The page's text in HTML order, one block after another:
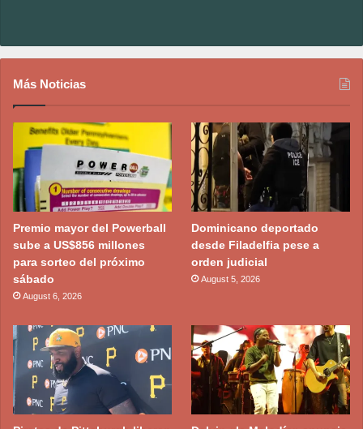
Más Noticias
Premio mayor del Powerball
sube a US$856 millones
para sorteo del próximo
sábado
August 6, 2026
Dominicano deportado
desde Filadelfia pese a
orden judicial
August 5, 2026